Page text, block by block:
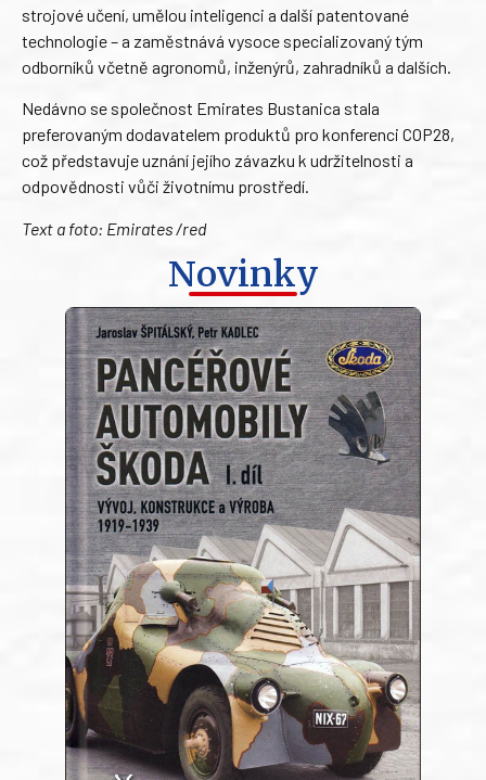
strojové učení, umělou inteligenci a další patentované
technologie – a zaměstnává vysoce specializovaný tým
odborníků včetně agronomů, inženýrů, zahradníků a dalších.
Nedávno se společnost Emirates Bustanica stala
preferovaným dodavatelem produktů pro konferenci COP28,
což představuje uznání jejího závazku k udržitelnosti a
odpovědnosti vůči životnímu prostředí.
Text a foto: Emirates /red
Novinky